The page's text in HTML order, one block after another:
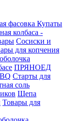
фасовка Купаты
колбаса -
Сосиски и
для копчения
ПРЯНОЕД
Старты для
соль
Щепа
Товары для